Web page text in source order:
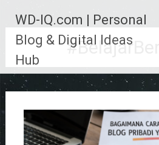
konten
WD-IQ.com | Personal
Blog & Digital Ideas
Hub